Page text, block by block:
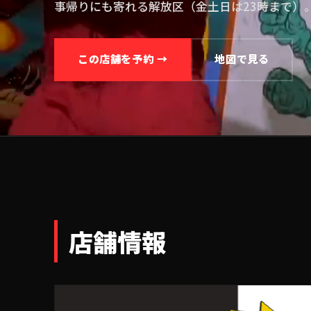
事帰りにも寄れる解放区（金土日は23時まで）
この店舗を予約 → 地図で見る
店舗情報